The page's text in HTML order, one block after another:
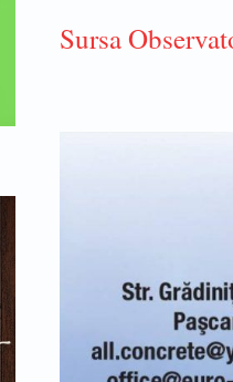
Sursa